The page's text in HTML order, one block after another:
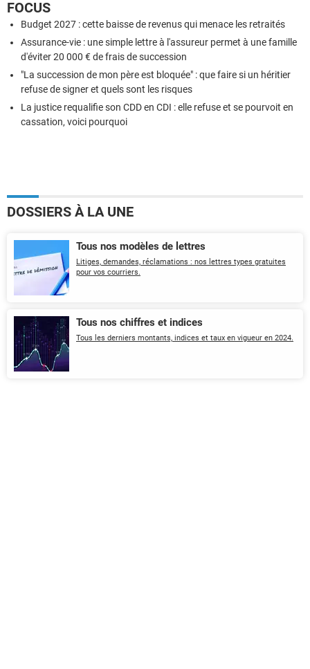
FOCUS
Budget 2027 : cette baisse de revenus qui menace les retraités
Assurance-vie : une simple lettre à l'assureur permet à une famille
d'éviter 20 000 € de frais de succession
"La succession de mon père est bloquée" : que faire si un héritier
refuse de signer et quels sont les risques
La justice requalifie son CDD en CDI : elle refuse et se pourvoit en
cassation, voici pourquoi
DOSSIERS À LA UNE
Tous nos modèles de lettres
Litiges, demandes, réclamations : nos lettres types gratuites
pour vos courriers.
Tous nos chiffres et indices
Tous les derniers montants, indices et taux en vigueur en 2024.